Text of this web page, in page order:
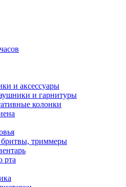
и аксессуары
и гарнитуры
колонки
триммеры
рта